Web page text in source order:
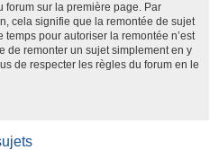
forum sur la première page. Par
cela signifie que la remontée de sujet
pour autoriser la remontée n’est
de remonter un sujet simplement en y
de respecter les règles du forum en le